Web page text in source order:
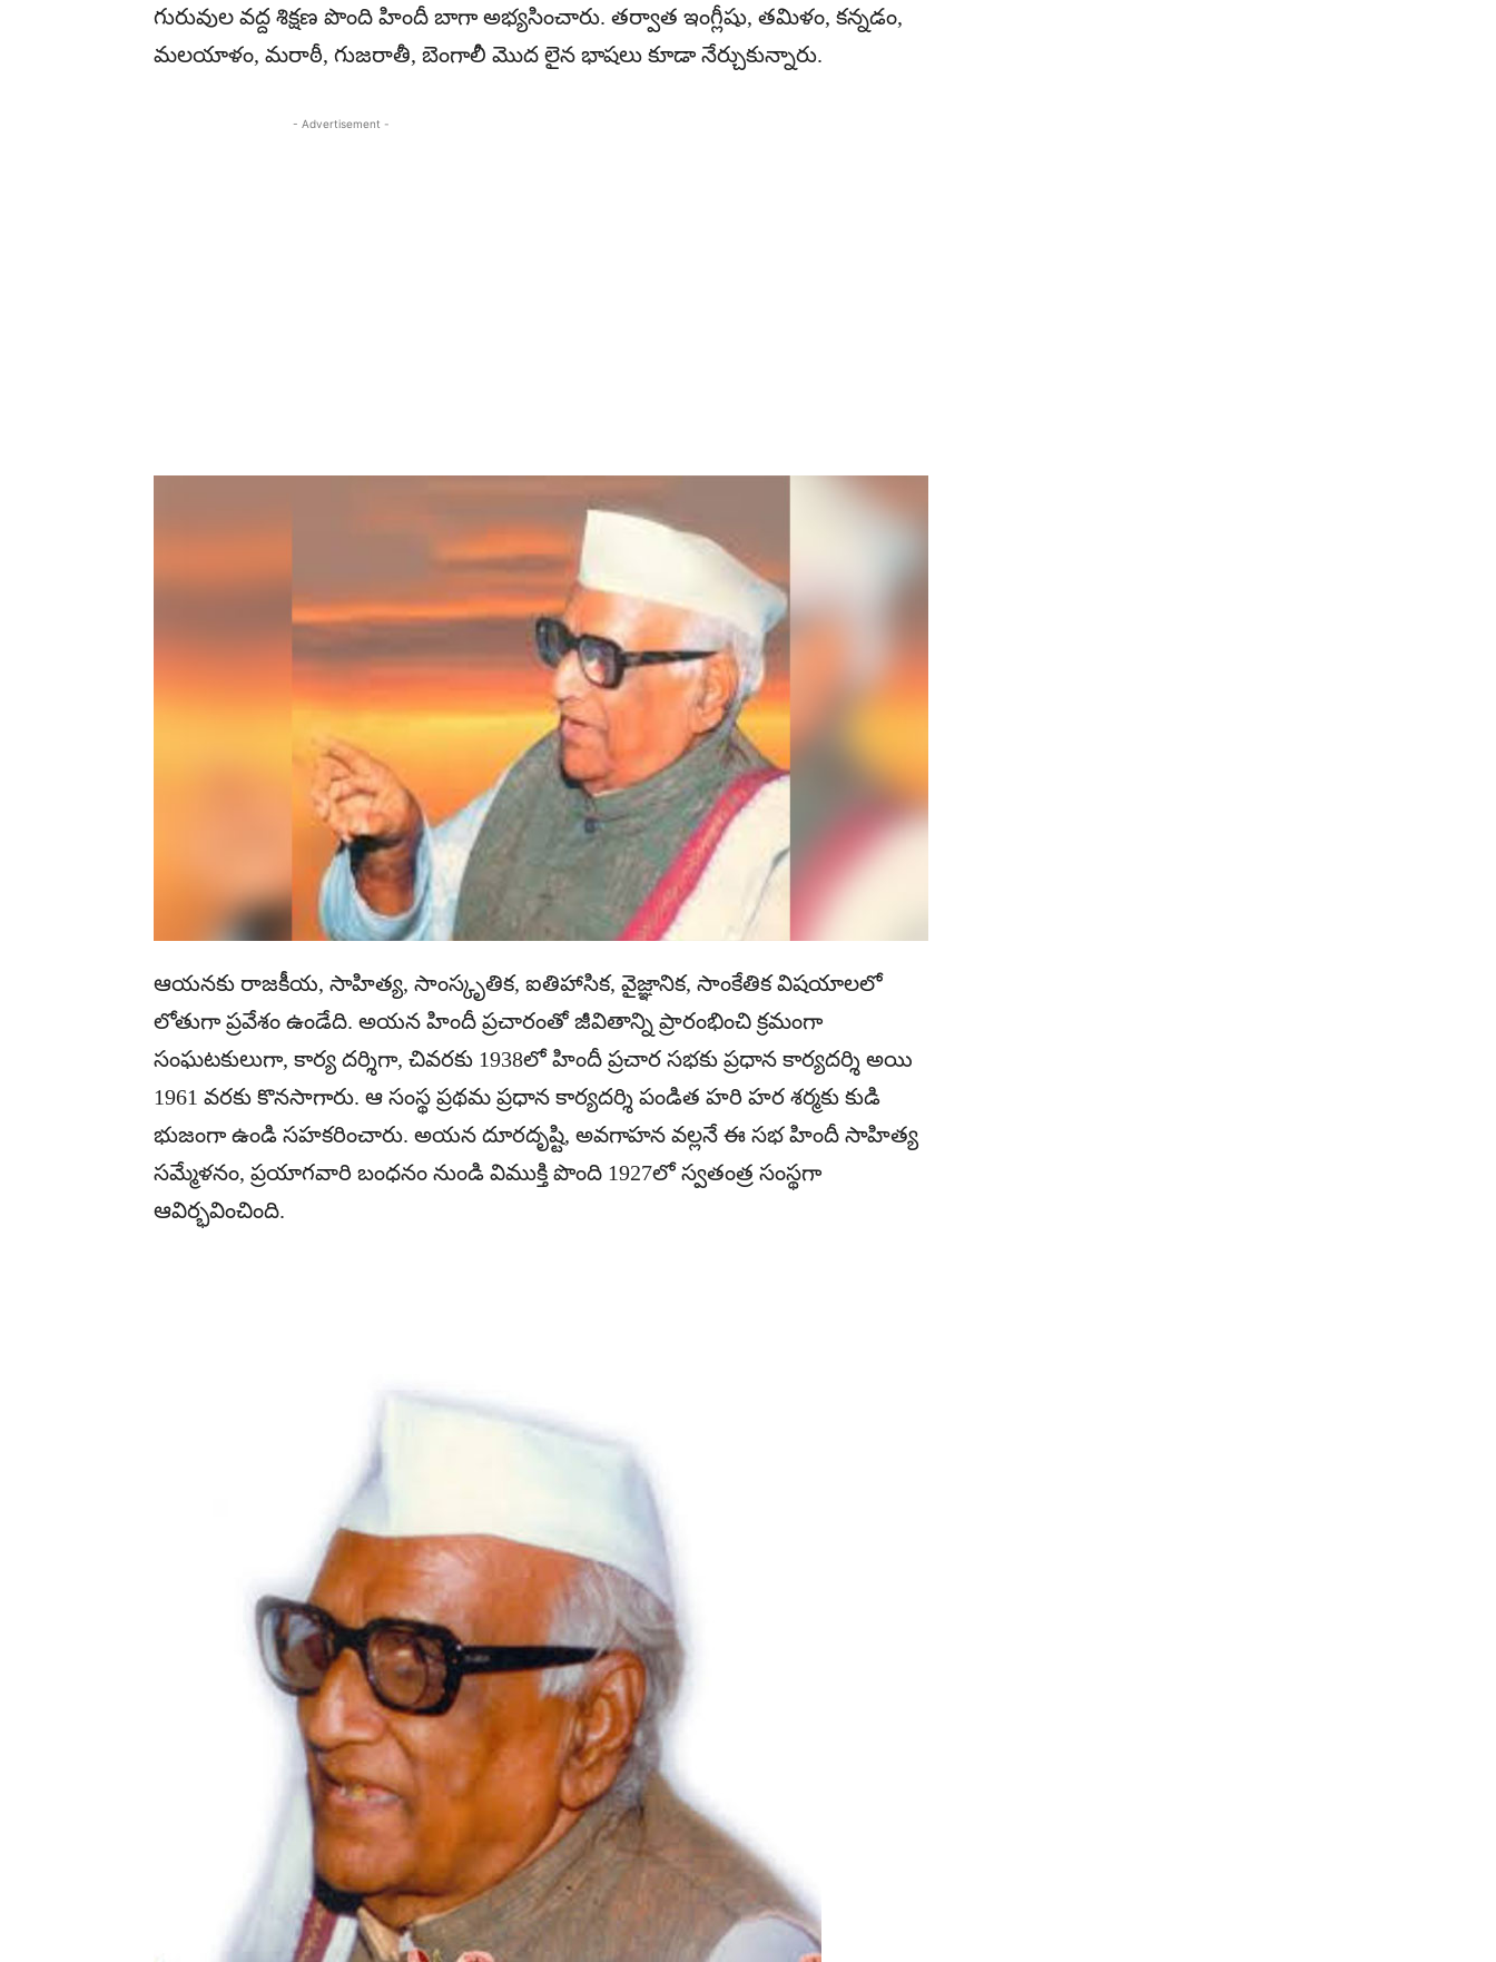
గురువుల వద్ద శిక్షణ పొంది హిందీ బాగా అభ్యసించారు. తర్వాత ఇంగ్లీషు, తమిళం, కన్నడం,
మలయాళం, మరాఠీ, గుజరాతీ, బెంగాలీ మొద లైన భాషలు కూడా నేర్చుకున్నారు.
- Advertisement -
ఆయనకు రాజకీయ, సాహిత్య, సాంస్కృతిక, ఐతిహాసిక, వైజ్ఞానిక, సాంకేతిక విషయాలలో
లోతుగా ప్రవేశం ఉండేది. అయన హిందీ ప్రచారంతో జీవితాన్ని ప్రారంభించి క్రమంగా
సంఘటకులుగా, కార్య దర్శిగా, చివరకు 1938లో హిందీ ప్రచార సభకు ప్రధాన కార్యదర్శి అయి
1961 వరకు కొనసాగారు. ఆ సంస్థ ప్రథమ ప్రధాన కార్యదర్శి పండిత హరి హర శర్మకు కుడి
భుజంగా ఉండి సహకరించారు. అయన దూరదృష్టి, అవగాహన వల్లనే ఈ సభ హిందీ సాహిత్య
సమ్మేళనం, ప్రయాగవారి బంధనం నుండి విముక్తి పొంది 1927లో స్వతంత్ర సంస్థగా
ఆవిర్భవించింది.